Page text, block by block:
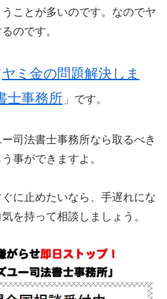
ことが多いのです。なのでヤ
のです。
ヤミ金の問題解決しま
士事務所 」です。
司法書士事務所なら取るべき
事ができますよ。
に止めたいなら、手遅れにな
を持って相談しましょう。